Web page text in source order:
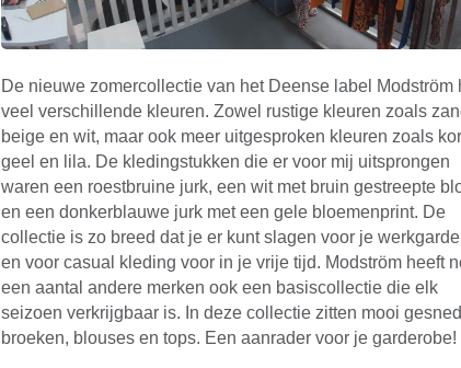
De nieuwe zomercollectie van het Deense label Modström
veel verschillende kleuren. Zowel rustige kleuren zoals
beige en wit, maar ook meer uitgesproken kleuren zoals
geel en lila. De kledingstukken die er voor mij uitsprongen
waren een roestbruine jurk, een wit met bruin gestreepte
en een donkerblauwe jurk met een gele bloemenprint. De
collectie is zo breed dat je er kunt slagen voor je
en voor casual kleding voor in je vrije tijd. Modström heeft
een aantal andere merken ook een basiscollectie die elk
seizoen verkrijgbaar is. In deze collectie zitten mooi
broeken, blouses en tops. Een aanrader voor je garderobe!